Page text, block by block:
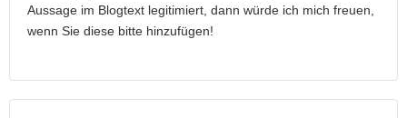
Aussage im Blogtext legitimiert, dann würde ich mich freuen,
wenn Sie diese bitte hinzufügen!